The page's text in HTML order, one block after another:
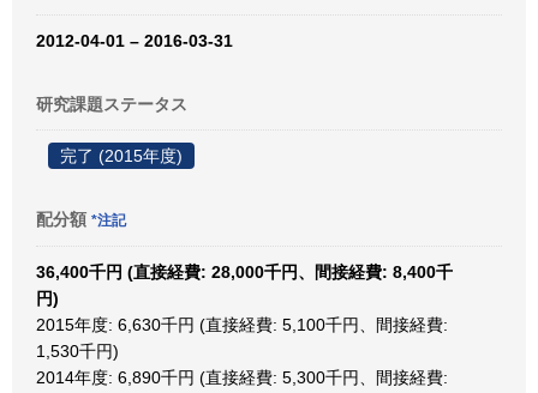
2012-04-01 – 2016-03-31
研究課題ステータス
完了 (2015年度)
配分額 *注記
36,400千円 (直接経費: 28,000千円、間接経費: 8,400千
円)
2015年度: 6,630千円 (直接経費: 5,100千円、間接経費:
1,530千円)
2014年度: 6,890千円 (直接経費: 5,300千円、間接経費: